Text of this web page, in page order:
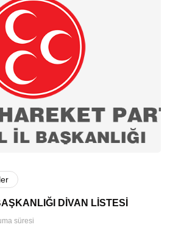
DİVAN LİSTESİ
süresi